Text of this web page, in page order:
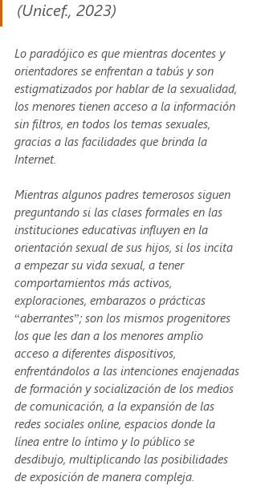
(Unicef., 2023)
Lo paradójico es que mientras docentes y
orientadores se enfrentan a tabús y son
estigmatizados por hablar de la sexualidad,
los menores tienen acceso a la información
sin filtros, en todos los temas sexuales,
gracias a las facilidades que brinda la
Internet.
Mientras algunos padres temerosos siguen
preguntando si las clases formales en las
instituciones educativas influyen en la
orientación sexual de sus hijos, si los incita
a empezar su vida sexual, a tener
comportamientos más activos,
exploraciones, embarazos o prácticas
“aberrantes”; son los mismos progenitores
los que les dan a los menores amplio
acceso a diferentes dispositivos,
enfrentándolos a las intenciones enajenadas
de formación y socialización de los medios
de comunicación, a la expansión de las
redes sociales online, espacios donde la
línea entre lo íntimo y lo público se
desdibujo, multiplicando las posibilidades
de exposición de manera compleja.